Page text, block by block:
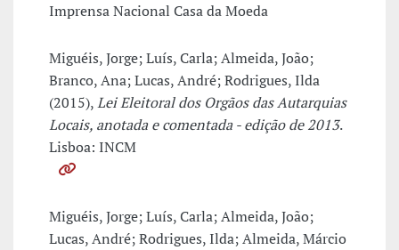
Imprensa Nacional Casa da Moeda
Miguéis, Jorge; Luís, Carla; Almeida, João;
Branco, Ana; Lucas, André; Rodrigues, Ilda
(2015),Lei Eleitoral dos Orgãos das Autarquias
Locais, anotada e comentada - edição de 2013.
Lisboa: INCM
Miguéis, Jorge; Luís, Carla; Almeida, João;
Lucas, André; Rodrigues, Ilda; Almeida, Márcio